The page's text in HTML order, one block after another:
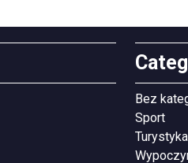
Bez
Sport
Turystyka